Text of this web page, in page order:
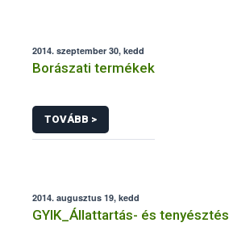
2014. szeptember 30, kedd
Borászati termékek
TOVÁBB >
2014. augusztus 19, kedd
GYIK_Állattartás- és tenyésztés